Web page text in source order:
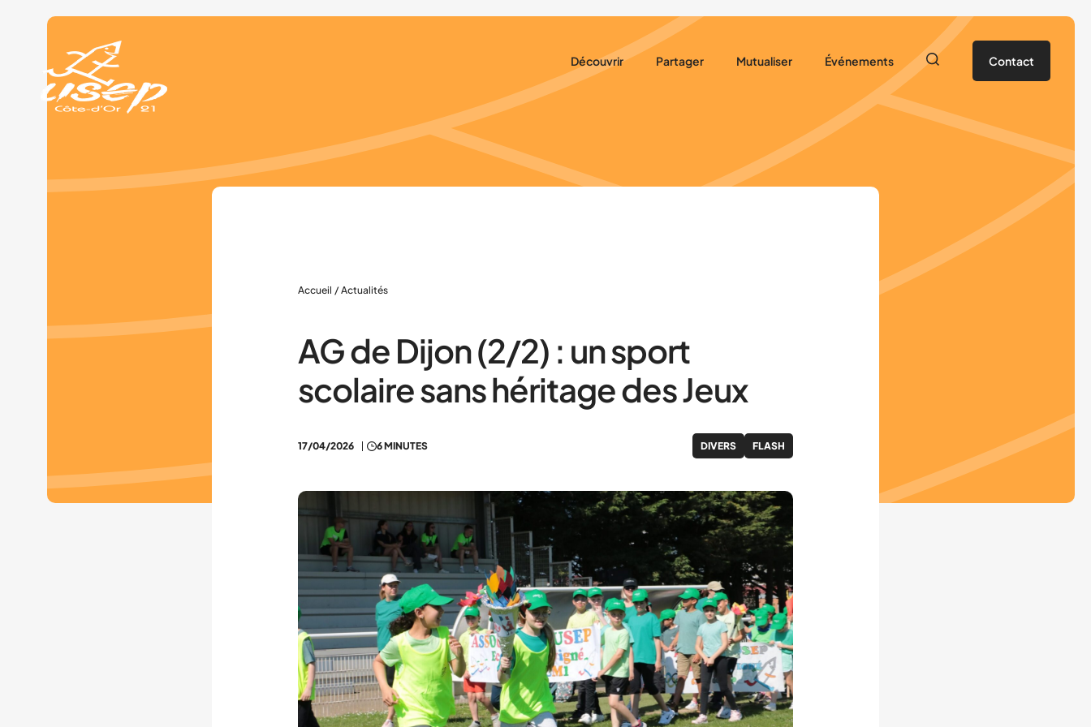
Découvrir
Nous trouver
Partager Mutualiser
Ressources pour les projets USEP
Matériel sportif à disposition des associations
Événements
L’essentiel de 2025/2026
L’actu qui bouge à l’USEP 21
Événements à venir
Contact
Accueil / Actualités
AG de Dijon (2/2) : un sport
scolaire sans héritage des Jeux
17/04/2026 6 MINUTES DIVERS FLASH